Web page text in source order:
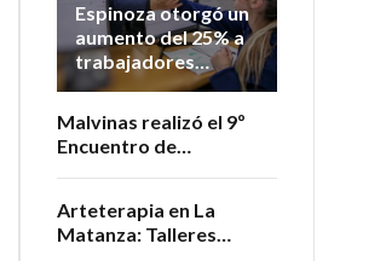
Espinoza otorgó un
aumento del 25% a
trabajadores
municipales en lo
Malvinas realizó el 9º
Encuentro de
Provincia
Arteterapia en La
Matanza: Talleres